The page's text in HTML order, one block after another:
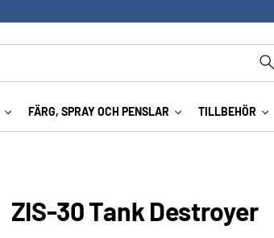
FÄRG, SPRAY OCH PENSLAR TILLBEHÖR
ZIS-30 Tank Destroyer